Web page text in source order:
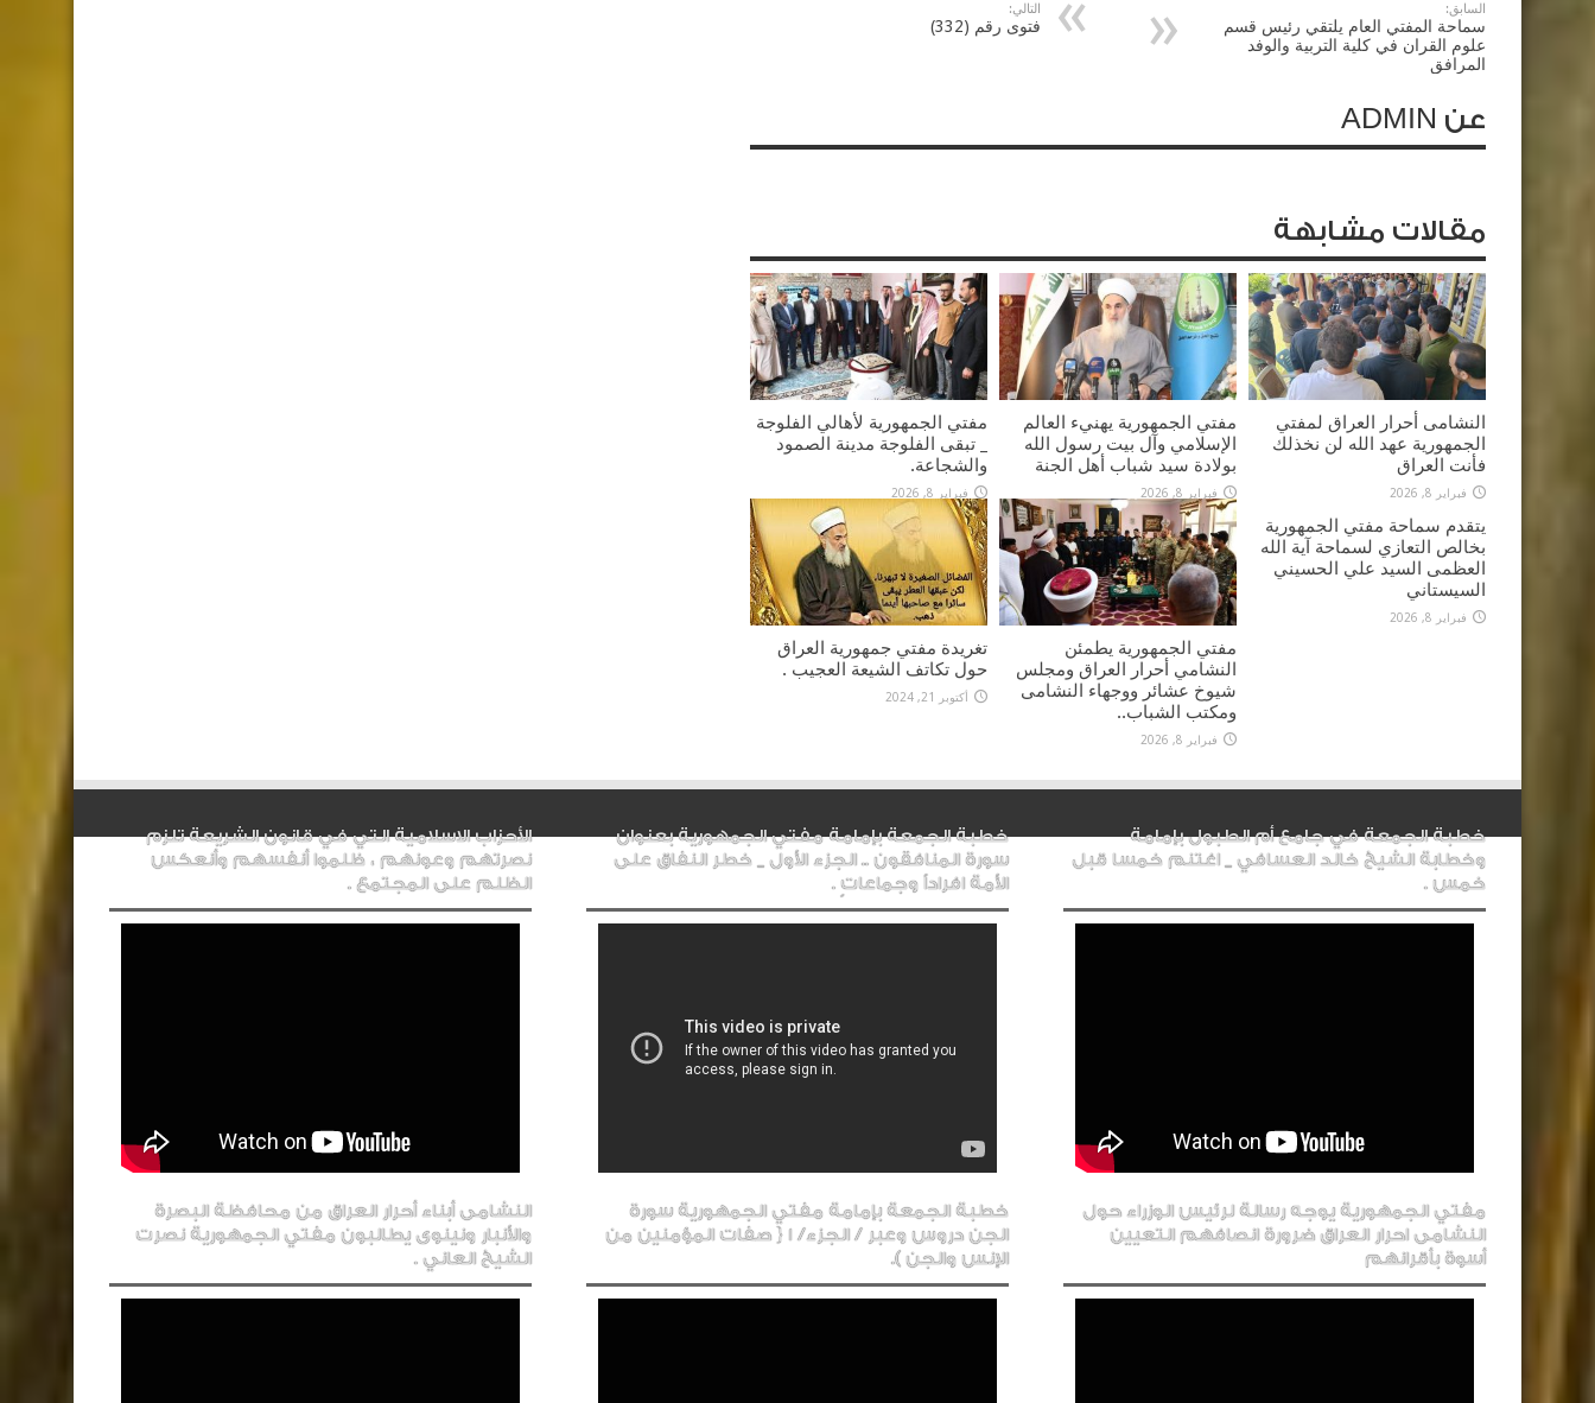
السابق:
سماحة المفتي العام يلتقي رئيس قسم
علوم القران في كلية التربية والوفد
المرافق
التالي:
فتوى رقم (332)
عن ADMIN
مقالات مشابهة
النشامى أحرار العراق لمفتي
الجمهورية عهد الله لن نخذلك
فأنت العراق
فبراير 8, 2026
مفتي الجمهورية يهنيء العالم
الإسلامي وآل بيت رسول الله
بولادة سيد شباب أهل الجنة
فبراير 8, 2026
مفتي الجمهورية لأهالي الفلوجة
_ تبقى الفلوجة مدينة الصمود
والشجاعة.
فبراير 8, 2026
يتقدم سماحة مفتي الجمهورية
بخالص التعازي لسماحة آية الله
العظمى السيد علي الحسيني
السيستاني
فبراير 8, 2026
مفتي الجمهورية يطمئن
النشامي أحرار العراق ومجلس
شيوخ عشائر ووجهاء النشامى
ومكتب الشباب..
فبراير 8, 2026
تغريدة مفتي جمهورية العراق
حول تكاتف الشيعة العجيب .
أكتوبر 21, 2024
خطبة الجمعة في جامع أم الطبول بإمامة
وخطابة الشيخ خالد العسافي _ اغتنم خمسا قبل
خمس .
مفتي الجمهورية يوجه رسالة لرئيس الوزراء حول
النشامى احرار العراق ضرورة انصافهم التعيين
أسوة بأقرانهم
خطبة الجمعة بإمامة مفتي الجمهورية بعنوان
سورة المنافقون .. الجزء الأول _ خطر النفاق على
الأمة افراداً وجماعاتٍ .
خطبة الجمعة بإمامة مفتي الجمهورية سورة
الجن دروس وعبر / الجزء/ 1 { صفات المؤمنين من
الإنس والجن ).
الأحزاب الاسلامية التي في قانون الشريعة تلزم
نصرتهم وعونهم ، ظلموا أنفسهم وأنعكس
الظلم على المجتمع .
النشامى أبناء أحرار العراق من محافظة البصرة
والأنبار ونينوى يطالبون مفتي الجمهورية نصرت
الشيخ العاني .